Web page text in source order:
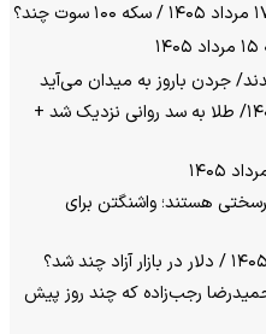
جردن باروز به میدان می‌آید
قیمت طلا امروز ۱۵ مردادماه ۱۴۰۵/ طلا به سد روانی نزدیک شد +
هستند؛ واشنگتن برای
رجب‌زاده که چند روز پیش